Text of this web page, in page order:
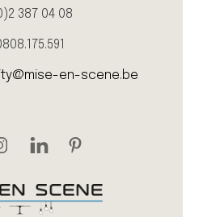
387 04 08
en-scene.be